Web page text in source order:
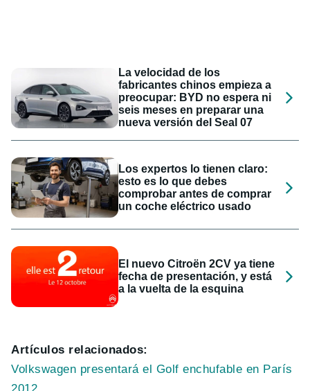
La velocidad de los
fabricantes chinos empieza a
preocupar: BYD no espera ni
seis meses en preparar una
nueva versión del Seal 07
Los expertos lo tienen claro:
esto es lo que debes
comprobar antes de comprar
un coche eléctrico usado
El nuevo Citroën 2CV ya tiene
fecha de presentación, y está
a la vuelta de la esquina
Artículos relacionados:
Volkswagen presentará el Golf enchufable en París